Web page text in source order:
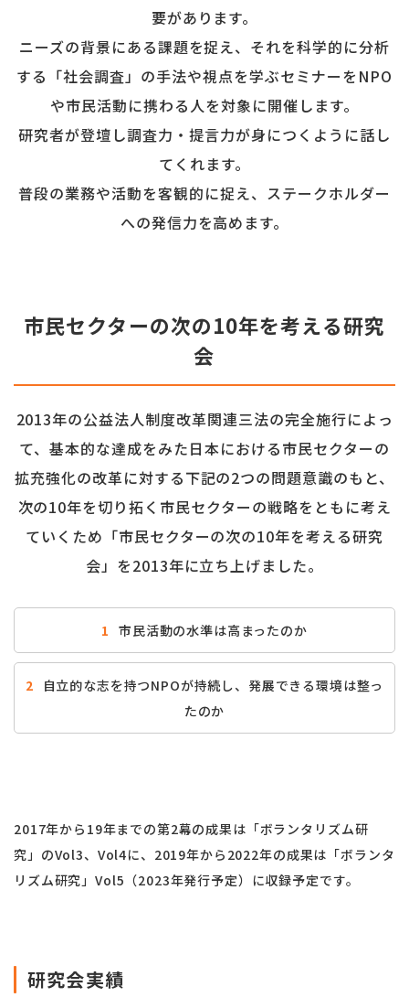
要があります。
ニーズの背景にある課題を捉え、それを科学的に分析
する「社会調査」の手法や視点を学ぶセミナーをNPO
や市民活動に携わる人を対象に開催します。
研究者が登壇し調査力・提言力が身につくように話し
てくれます。
普段の業務や活動を客観的に捉え、ステークホルダー
への発信力を高めます。
市民セクターの次の10年を考える研究
会
2013年の公益法人制度改革関連三法の完全施行によっ
て、基本的な達成をみた日本における市民セクターの
拡充強化の改革に対する下記の2つの問題意識のもと、
次の10年を切り拓く市民セクターの戦略をともに考え
ていくため「市民セクターの次の10年を考える研究
会」を2013年に立ち上げました。
1 市民活動の水準は高まったのか
2
自立的な志を持つNPOが持続し、発展できる環境は整っ
たのか
2017年から19年までの第2幕の成果は「ボランタリズム研
究」のVol3、Vol4に、2019年から2022年の成果は「ボランタ
リズム研究」Vol5（2023年発行予定）に収録予定です。
研究会実績